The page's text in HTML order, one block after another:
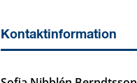
Kontaktinformation